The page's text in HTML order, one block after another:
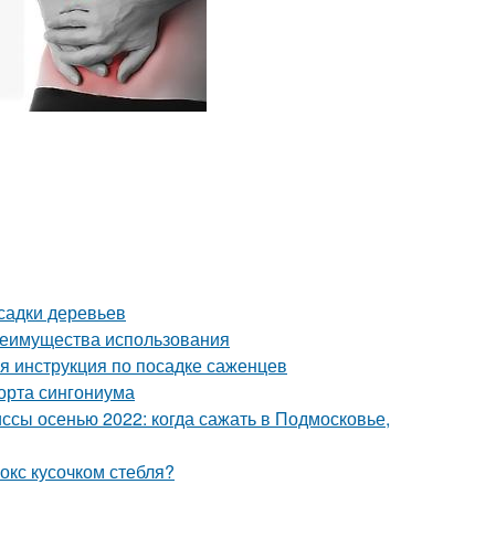
деревьев
использования
инструкция по посадке саженцев
сингониума
осенью 2022: когда сажать в Подмосковье,
кусочком стебля?